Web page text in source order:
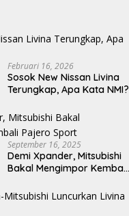
Februari 16, 2026
Sosok New Nissan Livina
Terungkap, Apa Kata NMI?
September 16, 2025
Demi Xpander, Mitsubishi
Bakal Mengimpor Kembali